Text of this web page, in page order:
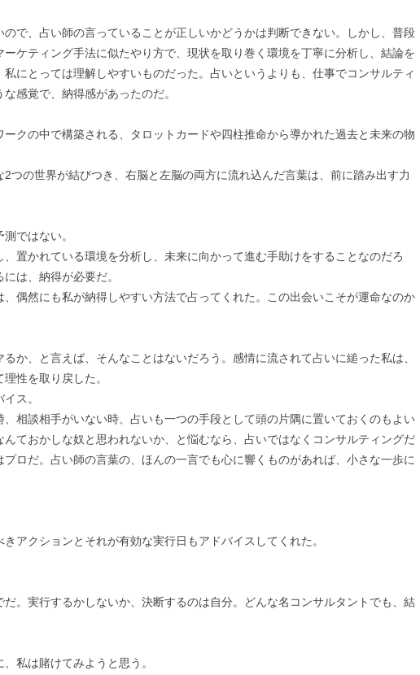
ので、占い師の言っていることが正しいかどうかは判断できない。しかし、普段
ーケティング手法に似たやり方で、現状を取り巻く環境を丁寧に分析し、結論を
にとっては理解しやすいものだった。占いというよりも、仕事でコンサルティ
感覚で、納得感があったのだ。
ークの中で構築される、タロットカードや四柱推命から導かれた過去と未来の物
つの世界が結びつき、右脳と左脳の両方に流れ込んだ言葉は、前に踏み出す力
ではない。
置かれている環境を分析し、未来に向かって進む手助けをすることなのだろ
は、納得が必要だ。
、偶然にも私が納得しやすい方法で占ってくれた。この出会いこそが運命なのか
か、と言えば、そんなことはないだろう。感情に流されて占いに縋った私は、
性を取り戻した。
ス。
、相談相手がいない時、占いも一つの手段として頭の片隅に置いておくのもよい
んておかしな奴と思われないか、と悩むなら、占いではなくコンサルティングだ
プロだ。占い師の言葉の、ほんの一言でも心に響くものがあれば、小さな一歩に
アクションとそれが有効な実行日もアドバイスしてくれた。
だ。実行するかしないか、決断するのは自分。どんな名コンサルタントでも、結
私は賭けてみようと思う。